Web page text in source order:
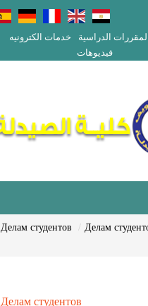
المقررات الدراسية
خدمات الكترونيه
فيديوهات
Делам
Делам студентов
Делам студентов